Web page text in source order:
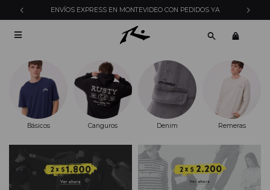
ENVÍOS EXPRESS EN MONTEVIDEO CON PEDIDOS YA

Básicos Canguros Denim Remeras